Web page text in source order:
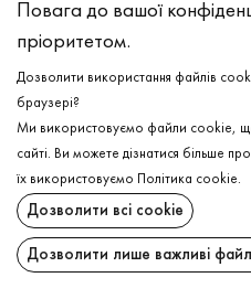
СКЛАД
Бавовна - 100%
ДОГЛЯД
Прання в теплій воді (до
Відбілювання
Прасувати при
Можна віджимати і
Хімчистка дозволена
ДОСТАВКА
ПОВЕРНЕННЯ
Повага до вашої
пріоритетом.
Дозволити використання файлів
браузері?
Ми використовуємо файли cookie,
сайті. Ви можете дізнатися більше
їх використовуємо
Політика cookie.
Дозволити всі cookie
Дозволити лише важливі